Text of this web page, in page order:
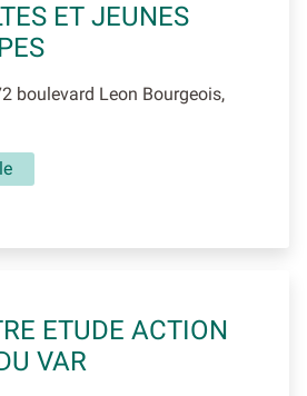
ET JEUNES
boulevard Leon Bourgeois,
ETUDE ACTION
VAR